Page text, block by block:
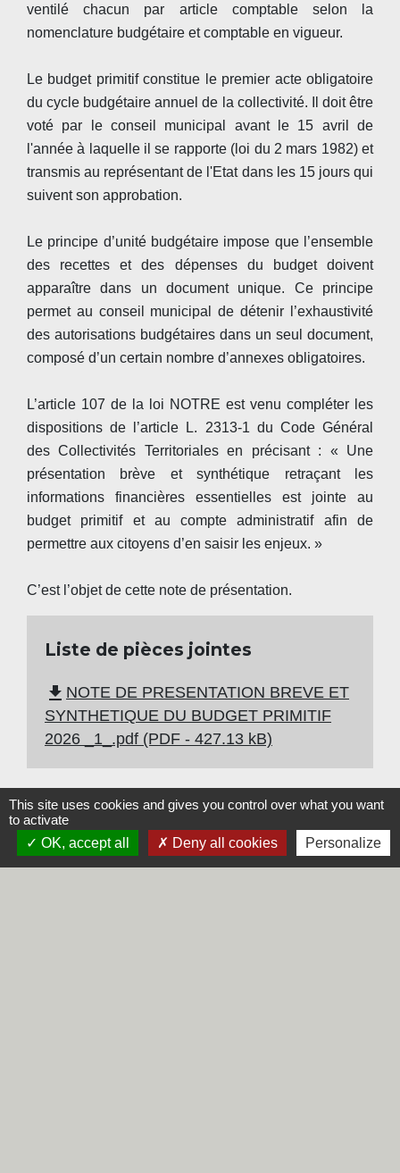
ventilé chacun par article comptable selon la
nomenclature budgétaire et comptable en vigueur.
Le budget primitif constitue le premier acte obligatoire
du cycle budgétaire annuel de la collectivité. Il doit être
voté par le conseil municipal avant le 15 avril de
l'année à laquelle il se rapporte (loi du 2 mars 1982) et
transmis au représentant de l'Etat dans les 15 jours qui
suivent son approbation.
Le principe d’unité budgétaire impose que l’ensemble
des recettes et des dépenses du budget doivent
apparaître dans un document unique. Ce principe
permet au conseil municipal de détenir l’exhaustivité
des autorisations budgétaires dans un seul document,
composé d’un certain nombre d’annexes obligatoires.
L’article 107 de la loi NOTRE est venu compléter les
dispositions de l’article L. 2313-1 du Code Général
des Collectivités Territoriales en précisant : « Une
présentation brève et synthétique retraçant les
informations financières essentielles est jointe au
budget primitif et au compte administratif afin de
permettre aux citoyens d’en saisir les enjeux. »
C’est l’objet de cette note de présentation.
Liste de pièces jointes
file_download NOTE DE PRESENTATION BREVE ET
SYNTHETIQUE DU BUDGET PRIMITIF
2026 _1_.pdf (PDF - 427.13 kB)
This site uses cookies and gives you control over what you want
to activate
OK, accept all
Deny all cookies Personalize